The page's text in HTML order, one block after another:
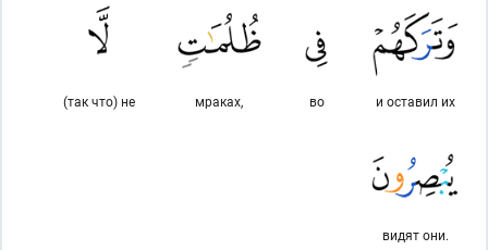
и оставил их
во
мраках,
(так что) не
видят они.